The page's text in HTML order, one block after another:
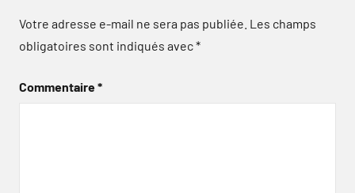
Votre adresse e-mail ne sera pas publiée. Les champs
obligatoires sont indiqués avec*
Commentaire*